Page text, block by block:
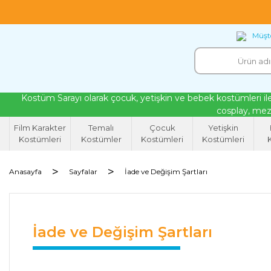
Kostüm Sarayı olarak çocuk, yetişkin ve bebek kostümleri
cosplay,
Film Karakter
Kostümleri
Temalı
Kostümler
Çocuk
Kostümleri
Yetişkin
Kostümleri
Anasayfa Sayfalar İade ve Değişim Şartları
İade ve Değişim Şartları